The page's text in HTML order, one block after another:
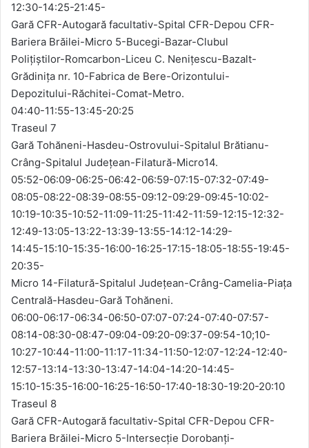
12:30-14:25-21:45-
Gară CFR-Autogară facultativ-Spital CFR-Depou CFR-
Bariera Brăilei-Micro 5-Bucegi-Bazar-Clubul
Polițiștilor-Romcarbon-Liceu C. Nenițescu-Bazalt-
Grădinița nr. 10-Fabrica de Bere-Orizontului-
Depozitului-Răchitei-Comat-Metro.
04:40-11:55-13:45-20:25
Traseul 7
Gară Tohăneni-Hasdeu-Ostrovului-Spitalul Brătianu-
Crâng-Spitalul Județean-Filatură-Micro14.
05:52-06:09-06:25-06:42-06:59-07:15-07:32-07:49-
08:05-08:22-08:39-08:55-09:12-09:29-09:45-10:02-
10:19-10:35-10:52-11:09-11:25-11:42-11:59-12:15-12:32-
12:49-13:05-13:22-13:39-13:55-14:12-14:29-
14:45-15:10-15:35-16:00-16:25-17:15-18:05-18:55-19:45-
20:35-
Micro 14-Filatură-Spitalul Județean-Crâng-Camelia-Piața
Centrală-Hasdeu-Gară Tohăneni.
06:00-06:17-06:34-06:50-07:07-07:24-07:40-07:57-
08:14-08:30-08:47-09:04-09:20-09:37-09:54-10;10-
10:27-10:44-11:00-11:17-11:34-11:50-12:07-12:24-12:40-
12:57-13:14-13:30-13:47-14:04-14:20-14:45-
15:10-15:35-16:00-16:25-16:50-17:40-18:30-19:20-20:10
Traseul 8
Gară CFR-Autogară facultativ-Spital CFR-Depou CFR-
Bariera Brăilei-Micro 5-Intersecție Dorobanți-